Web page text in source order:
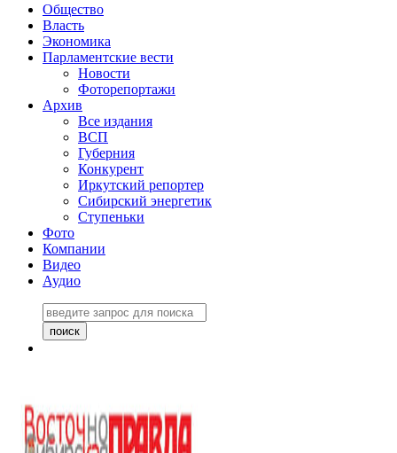
Общество
Власть
Экономика
Парламентские вести
Новости
Фоторепортажи
Архив
Все издания
ВСП
Губерния
Конкурент
Иркутский репортер
Сибирский энергетик
Ступеньки
Фото
Компании
Видео
Аудио